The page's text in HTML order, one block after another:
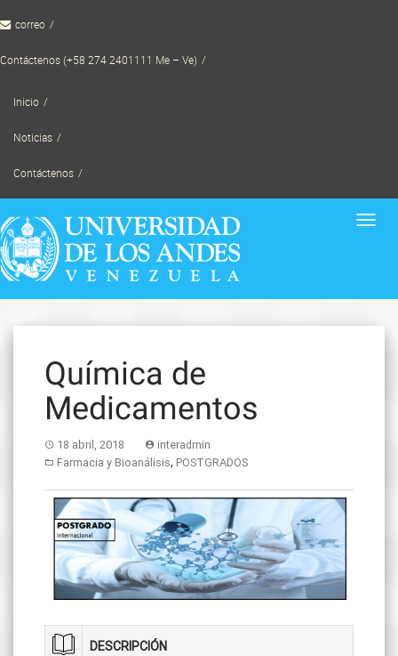
to correo
Contáctenos (+58 274 2401111 Me – Ve)
Inicio
Noticias
Contáctenos
Química de
Medicamentos
18 abril, 2018
interadmin
Farmacia y Bioanálisis, POSTGRADOS
DESCRIPCIÓN